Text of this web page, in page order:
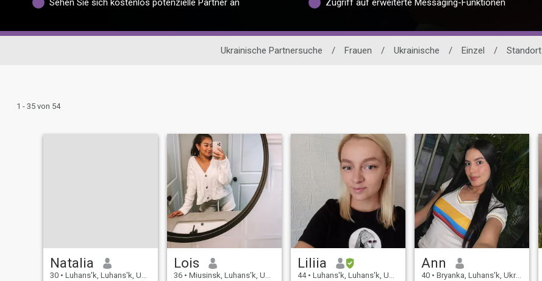
Sehen Sie sich kostenlos potenzielle Partner an Zugriff auf erweiterte Messaging-Funktionen
Ukrainische Partnersuche / Frauen / Ukrainische / Einzel / Standort
1 - 35 von 54
Natalia
30 • Luhans'k, Luhans'k, Ukraine
Lois
36 • Miusinsk, Luhans'k, Ukraine
Liliia
44 • Luhans'k, Luhans'k, Ukraine
Ann
40 • Bryanka, Luhans'k, Ukraine